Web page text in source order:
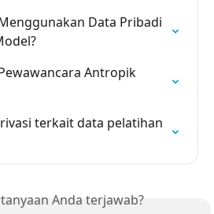
Data Pribadi
Antropik
terkait data pelatihan
Anda terjawab?